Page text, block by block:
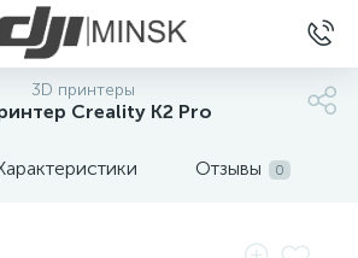
3D принтеры
Creality K2 Pro
Отзывы 0